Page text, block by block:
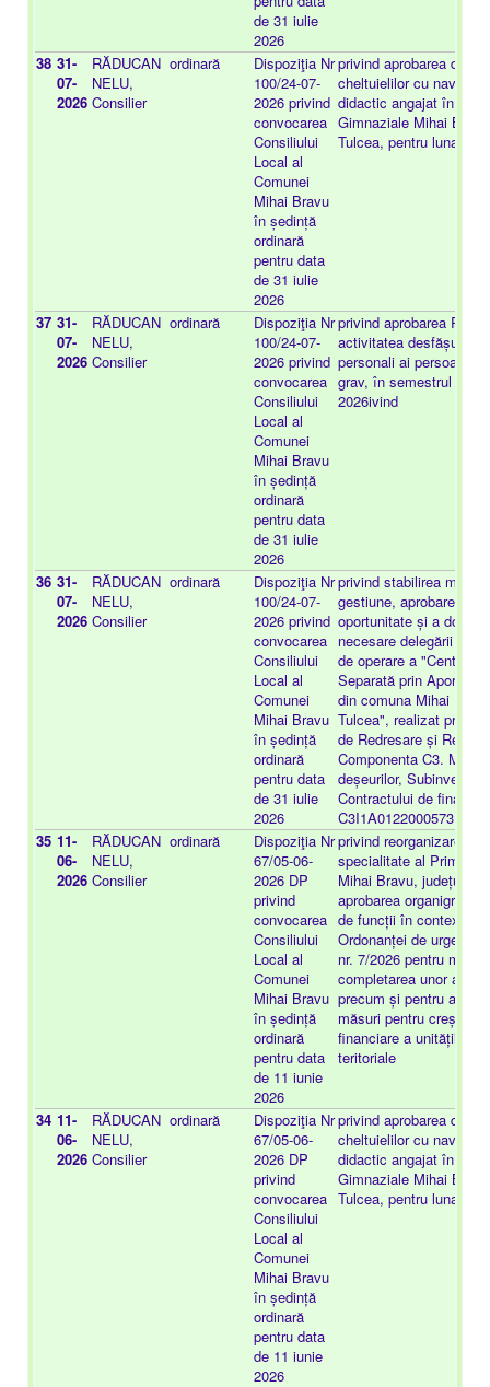
de 31 iulie
2026
38 31-
07-
2026
RĂDUCAN
NELU,
Consilier
ordinară
Dispoziţia Nr
100/24-07-
2026 privind
convocarea
Consiliului
Local al
Comunei
Mihai Bravu
în ședință
ordinară
pentru data
de 31 iulie
2026
privind aprobarea
cheltuielilor cu naveta
didactic angajat în
Gimnaziale Mihai
Tulcea, pentru luna
37 31-
07-
2026
RĂDUCAN
NELU,
Consilier
ordinară
Dispoziţia Nr
100/24-07-
2026 privind
convocarea
Consiliului
Local al
Comunei
Mihai Bravu
în ședință
ordinară
pentru data
de 31 iulie
2026
privind aprobarea
activitatea desfășurată
personali ai
grav, în semestrul I al
2026ivind
36 31-
07-
2026
RĂDUCAN
NELU,
Consilier
ordinară
Dispoziţia Nr
100/24-07-
2026 privind
convocarea
Consiliului
Local al
Comunei
Mihai Bravu
în ședință
ordinară
pentru data
de 31 iulie
2026
privind stabilirea
gestiune, aprobarea
oportunitate și a
necesare delegării
de operare a "Centrului
Separată prin Aport
din comuna Mihai
Tulcea", realizat prin
de Redresare și
Componenta C3.
deșeurilor,
Contractului de
C3I1A0122000573
35 11-
06-
2026
RĂDUCAN
NELU,
Consilier
ordinară
Dispoziţia Nr
67/05-06-
2026 DP
privind
convocarea
Consiliului
Local al
Comunei
Mihai Bravu
în ședință
ordinară
pentru data
de 11 iunie
2026
privind reorganizarea
specialitate al
Mihai Bravu, județul
aprobarea
de funcții în contextul
Ordonanței de urgență
nr. 7/2026 pentru
completarea unor acte
precum și pentru
măsuri pentru
financiare a unităților
teritoriale
34 11-
06-
2026
RĂDUCAN
NELU,
Consilier
ordinară
Dispoziţia Nr
67/05-06-
2026 DP
privind
convocarea
Consiliului
Local al
Comunei
Mihai Bravu
în ședință
ordinară
pentru data
de 11 iunie
2026
privind aprobarea
cheltuielilor cu naveta
didactic angajat în
Gimnaziale Mihai
Tulcea, pentru luna